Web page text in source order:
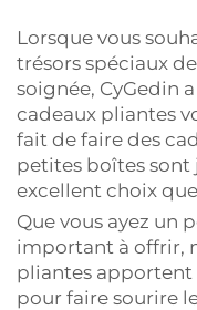
Lorsque vous
trésors spéciaux
soignée, CyGedin
cadeaux pliantes
fait de faire des
petites boîtes sont
excellent choix
Que vous ayez un
important à offrir,
pliantes
pour faire sourire